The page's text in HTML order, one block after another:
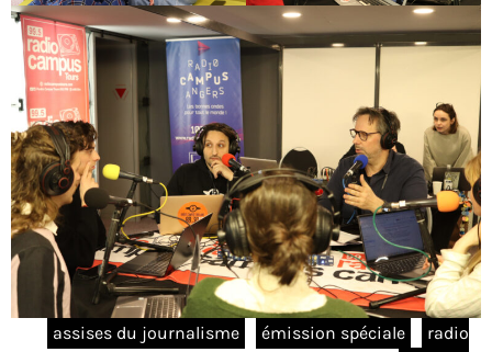
assises du journalisme émission spéciale
radio